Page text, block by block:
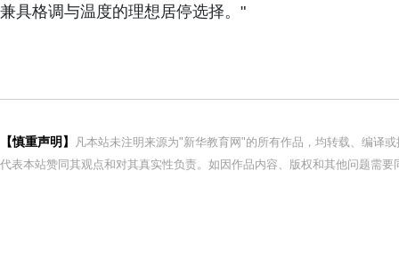
兼具格调与温度的理想居停选择。"
【慎重声明】
凡本站未注明来源为"新华教育网"的所有作品，均转载、编译
代表本站赞同其观点和对其真实性负责。如因作品内容、版权和其他问题需